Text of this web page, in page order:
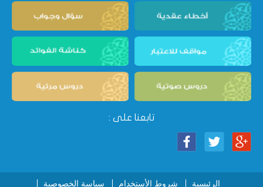
تابعنا على :
الرئيسية شروط الأستخدام سياسة الخصوصية